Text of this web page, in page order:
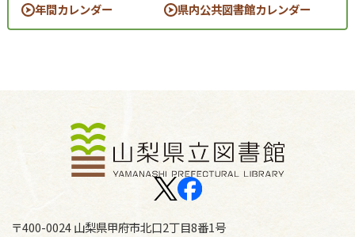
年間カレンダー
県内公共図書館カレンダー
〒400-0024 山梨県甲府市北口2丁目8番1号